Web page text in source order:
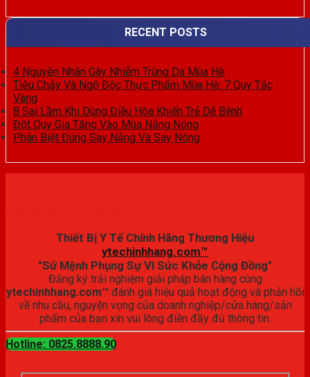
RECENT POSTS
4 Nguyên Nhân Gây Nhiễm Trùng Da Mùa Hè
Tiêu Chảy Và Ngộ Độc Thực Phẩm Mùa Hè: 7 Quy Tắc
Vàng
8 Sai Lầm Khi Dùng Điều Hòa Khiến Trẻ Dễ Bệnh
Đột Quỵ Gia Tăng Vào Mùa Nắng Nóng
Phân Biệt Đúng Say Nắng Và Say Nóng
Thiết Bị Y Tế Chính Hãng Thương Hiệu
ytechinhhang.com™
"Sứ Mệnh Phụng Sự Vì Sức Khỏe Cộng Đồng"
Đăng ký trải nghiệm giải pháp bán hàng cùng
ytechinhhang.com™ đánh giá hiệu quả hoạt động và phản hồi
về nhu cầu, nguyện vọng của doanh nghiệp/cửa hàng/sản
phẩm của bạn xin vui lòng điền đầy đủ thông tin.
Hotline: 0825.8888.90